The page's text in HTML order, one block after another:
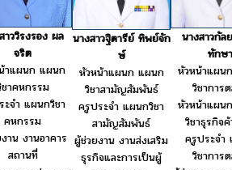
าววิรงรอง ผล
จริต
าแผนก แผนก
าคหกรรม
ะจำ แผนกวิชา
คหกรรม
าน งานอาคาร
สถานที่
นางสาวฐิตารีย์ ทิพย์จัก
ษ์
หัวหน้าแผนก แผนก
วิชาสามัญสัมพันธ์
ครูประจำ แผนกวิชา
สามัญสัมพันธ์
ผู้ช่วยงาน งานส่งเสริม
ธุรกิจและการเป็นผู้
นางสาวกั
ทักษา
หัวหน้าแผน
วิชาการ
หัวหน้าแผน
วิชาธุรกิจ
ครูประจำ
วิชาการ